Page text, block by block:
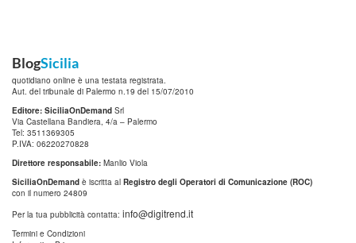
BlogSicilia
quotidiano online è una testata registrata.
Aut. del tribunale di Palermo n.19 del 15/07/2010
Editore: SiciliaOnDemand Srl
Via Castellana Bandiera, 4/a – Palermo
Tel: 3511369305
P.IVA: 06220270828
Direttore responsabile: Manlio Viola
SiciliaOnDemand è iscritta al Registro degli Operatori di Comunicazione (ROC)
con il numero 24809
Per la tua pubblicità contatta: info@digitrend.it
Termini e Condizioni